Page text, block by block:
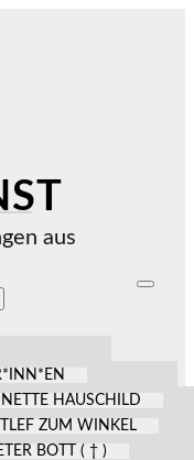
aus
HAUSCHILD
ZUM WINKEL
BOTT ( † )